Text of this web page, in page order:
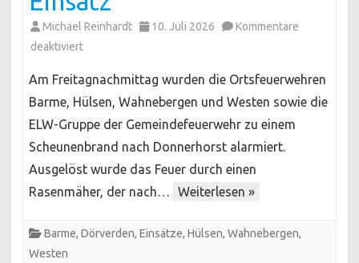
Michael Reinhardt 10. Juli 2026
Kommentare
deaktiviertfür
in
Scheune:
Mehrere
Ortsfeuerwehren
im
Einsatz
Am Freitagnachmittag wurden die Ortsfeuerwehren
Barme, Hülsen, Wahnebergen und Westen sowie die
ELW-Gruppe der Gemeindefeuerwehr zu einem
Scheunenbrand nach Donnerhorst alarmiert.
Ausgelöst wurde das Feuer durch einen
Rasenmäher, der nach…
Weiterlesen »
Barme, Dörverden, Einsätze, Hülsen, Wahnebergen,
Westen